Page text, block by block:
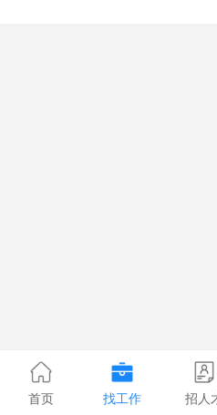
首页 找工作 招人